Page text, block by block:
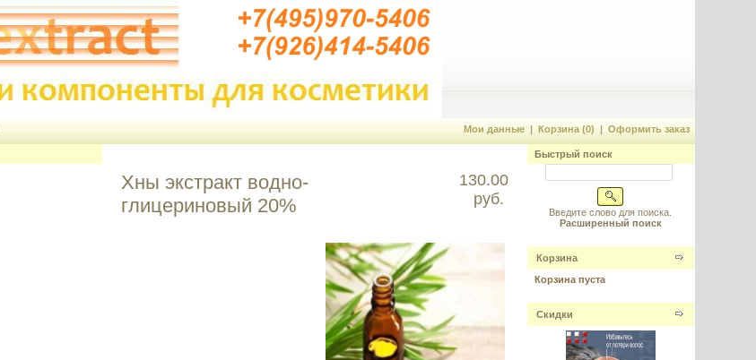
Мои данные| Корзина (0) | Оформить заказ
Хны экстракт водно-
глицериновый 20%
130.00
руб.
Быстрый поиск
Введите слово для поиска.
Расширенный поиск
Корзина
Корзина пуста
Скидки